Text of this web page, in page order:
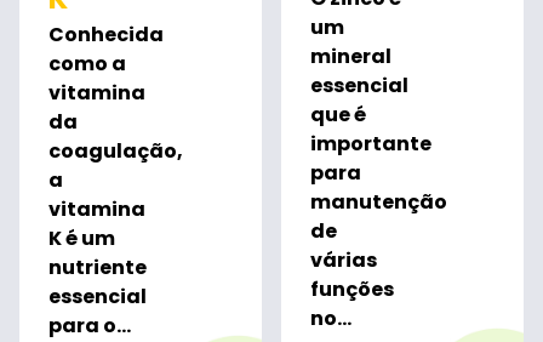
Conhecida
como a
vitamina
da
coagulação,
a
vitamina
K é um
nutriente
essencial
para o...
um
mineral
essencial
que é
importante
para
manutenção
de
várias
funções
no...